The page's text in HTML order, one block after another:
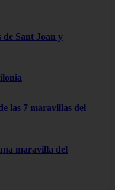
de Sant Joan y
las 7 maravillas del
maravilla del